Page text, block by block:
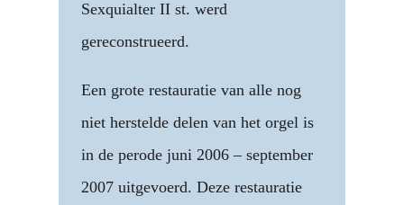
Sexquialter II st. werd
gereconstrueerd.
Een grote restauratie van alle nog
niet herstelde delen van het orgel is
in de perode juni 2006 – september
2007 uitgevoerd. Deze restauratie